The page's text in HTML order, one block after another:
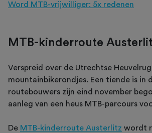
Word MTB-vrijwilliger: 5x redenen
MTB-kinderroute
Verspreid over de Utrechtse
mountainbikerondjes. Een tiende is in
routebouwers zijn eind november
aanleg van een heus MTB-parcours
De MTB-kinderroute Austerlitz wordt